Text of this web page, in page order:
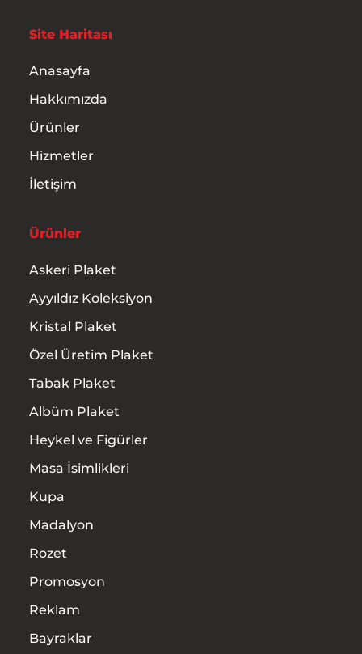
Site Haritası
Anasayfa
Hakkımızda
Ürünler
Hizmetler
İletişim
Ürünler
Askeri Plaket
Ayyıldız Koleksiyon
Kristal Plaket
Özel Üretim Plaket
Tabak Plaket
Albüm Plaket
Heykel ve Figürler
Masa İsimlikleri
Kupa
Madalyon
Rozet
Promosyon
Reklam
Bayraklar